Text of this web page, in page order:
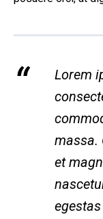
Lorem
massa.
et